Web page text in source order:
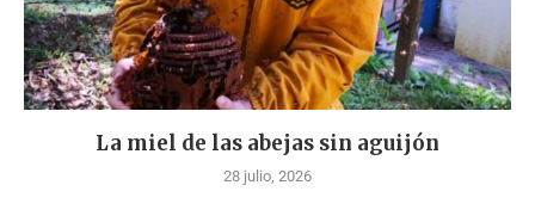
La miel de las abejas sin aguijón
28 julio, 2026